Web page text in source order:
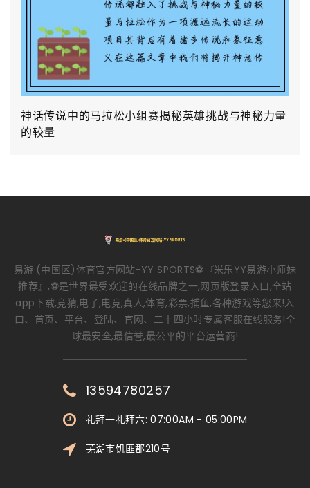
神话传说中的马拉松小组赛揭秘英雄挑战与神秘力量
的较量
易游·(中国区)体育官方网站-YY SPORTS⚽️『米乐YY易游小师妹
推荐』,⚽️是世界最受欢迎的在线品牌之一,网页版登录入口,全站
app下载,竞猜,电子,电竞,真人,体育,彩票,捕鱼,各种游戏等您来!入
口、首页、平台、登陆、官网、二十四小时专属客服在线服务!全
球最安全,最信誉,最公平的平台运营商!
13594780257
礼拜一礼拜六: 07:00AM - 05:00PM
芜湖市饥匪郡210号